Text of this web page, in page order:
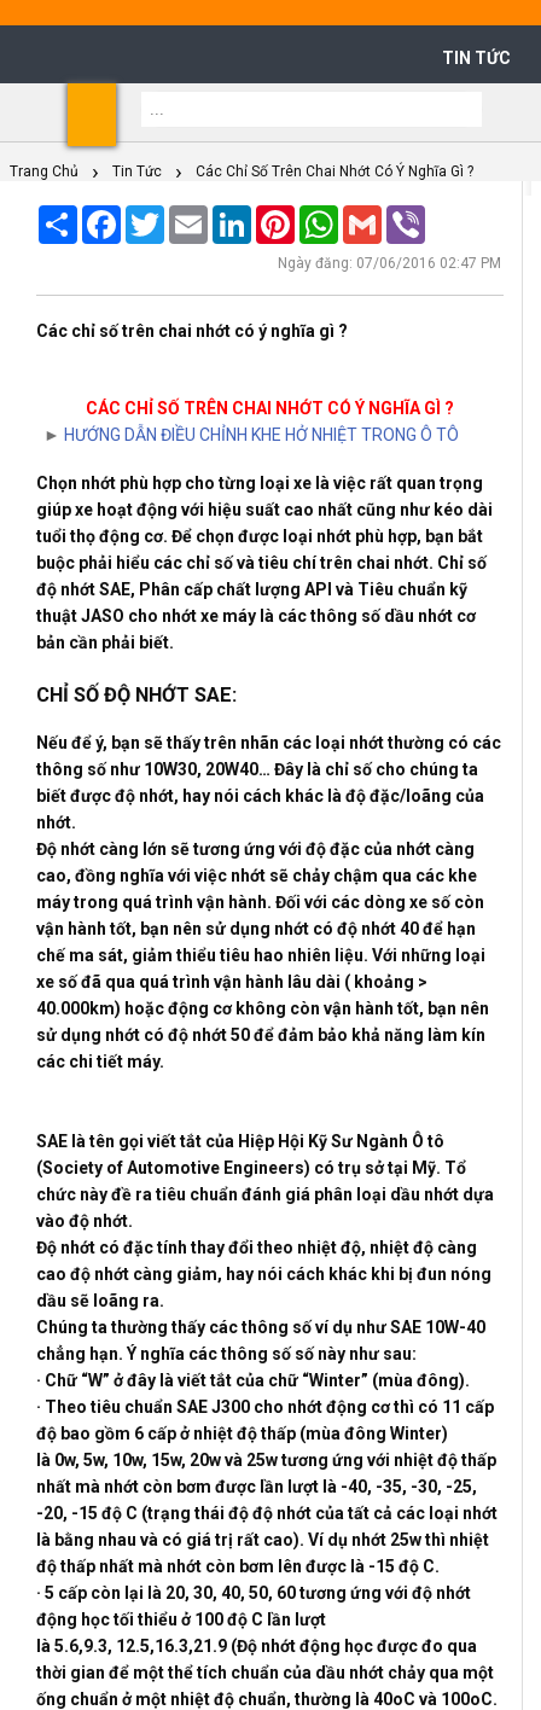
TIN TỨC
Trang Chủ Tin Tức Các Chỉ Số Trên Chai Nhớt Có Ý Nghĩa Gì ?
Share Facebook
TwitterEmail LinkedInPinterestWhatsApp
Gmail
Ngày đăng: 07/06/2016 02:47 PM
Các chỉ số trên chai nhớt có ý nghĩa gì ?
CÁC CHỈ SỐ TRÊN CHAI NHỚT CÓ Ý NGHĨA GÌ ?
► HƯỚNG DẪN ĐIỀU CHỈNH KHE HỞ NHIỆT TRONG Ô TÔ
Chọn nhớt phù hợp cho từng loại xe là việc rất quan trọng
giúp xe hoạt động với hiệu suất cao nhất cũng như kéo dài
tuổi thọ động cơ. Để chọn được loại nhớt phù hợp, bạn bắt
buộc phải hiểu các chỉ số và tiêu chí trên chai nhớt. Chỉ số
độ nhớt SAE, Phân cấp chất lượng API và Tiêu chuẩn kỹ
thuật JASO cho nhớt xe máy là các thông số dầu nhớt cơ
bản cần phải biết.
CHỈ SỐ ĐỘ NHỚT SAE:
Nếu để ý, bạn sẽ thấy trên nhãn các loại nhớt thường có các
thông số như 10W30, 20W40… Đây là chỉ số cho chúng ta
biết được độ nhớt, hay nói cách khác là độ đặc/loãng của
nhớt.
Độ nhớt càng lớn sẽ tương ứng với độ đặc của nhớt càng
cao, đồng nghĩa với việc nhớt sẽ chảy chậm qua các khe
máy trong quá trình vận hành. Đối với các dòng xe số còn
vận hành tốt, bạn nên sử dụng nhớt có độ nhớt 40 để hạn
chế ma sát, giảm thiểu tiêu hao nhiên liệu. Với những loại
xe số đã qua quá trình vận hành lâu dài ( khoảng >
40.000km) hoặc động cơ không còn vận hành tốt, bạn nên
sử dụng nhớt có độ nhớt 50 để đảm bảo khả năng làm kín
các chi tiết máy.
SAE là tên gọi viết tắt của Hiệp Hội Kỹ Sư Ngành Ô tô
(Society of Automotive Engineers) có trụ sở tại Mỹ. Tổ
chức này đề ra tiêu chuẩn đánh giá phân loại dầu nhớt dựa
vào độ nhớt.
Độ nhớt có đặc tính thay đổi theo nhiệt độ, nhiệt độ càng
cao độ nhớt càng giảm, hay nói cách khác khi bị đun nóng
dầu sẽ loãng ra.
Chúng ta thường thấy các thông số ví dụ như SAE 10W-40
chẳng hạn. Ý nghĩa các thông số số này như sau:
· Chữ “W” ở đây là viết tắt của chữ “Winter” (mùa đông).
· Theo tiêu chuẩn SAE J300 cho nhớt động cơ thì có 11 cấp
độ bao gồm 6 cấp ở nhiệt độ thấp (mùa đông Winter)
là 0w, 5w, 10w, 15w, 20wvà 25wtương ứng với nhiệt độ thấp
nhất mà nhớt còn bơm được lần lượt là -40, -35, -30, -25,
-20, -15 độ C (trạng thái độ độ nhớt của tất cả các loại nhớt
là bằng nhau và có giá trị rất cao). Ví dụ nhớt 25w thì nhiệt
độ thấp nhất mà nhớt còn bơm lên được là -15 độ C.
· 5 cấp còn lại là 20, 30, 40, 50, 60tương ứng với độ nhớt
động học tối thiểu ở 100 độ C lần lượt
là 5.6,9.3, 12.5,16.3,21.9 (Độ nhớt động học được đo qua
thời gian để một thể tích chuẩn của dầu nhớt chảy qua một
ống chuẩn ở một nhiệt độ chuẩn, thường là 40oC và 100oC.